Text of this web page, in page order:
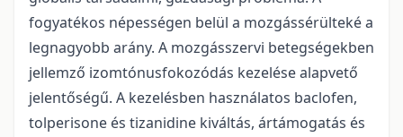
fogyatékos népességen belül a mozgássérülteké a
legnagyobb arány. A mozgásszervi betegségekben
jellemző izomtónusfokozódás kezelése alapvető
jelentőségű. A kezelésben használatos baclofen,
tolperisone és tizanidine kiváltás, ártámogatás és